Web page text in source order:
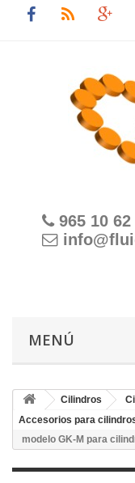
965 10 62
MENÚ
Cilindros
Accesorios para
modelo GK-M para